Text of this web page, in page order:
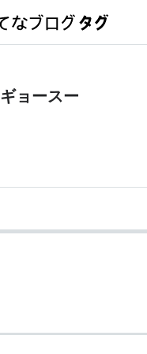
ギョースー